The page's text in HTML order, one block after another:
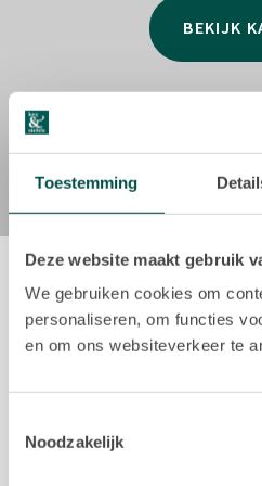
Toestemming
Deze website maakt gebruik
We gebruiken cookies om
personaliseren, om functies
en om ons websiteverkeer te
Noodzakelijk
HUURBETALING
Per maand vooruit.
HUURCONDITIES
Huurprijzen zijn exclusief
geïndexeerd op basis van het
(CPI) Alle Huishoudens (2015 =
OPZEGTERMIJN
Huurovereenkomst op basis
BEKIJK
Recent listings